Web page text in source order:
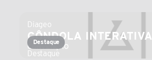
Diageo
GÔNDOLA INTERATIVA
CONVENÇÃO
Destaque
Destaque